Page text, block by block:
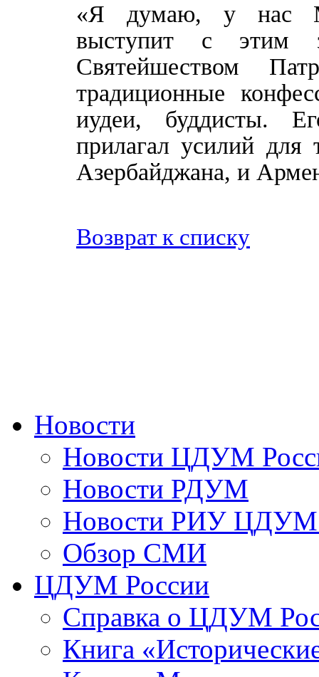
«Я думаю, у нас
выступит с этим
Святейшеством
традиционные
иудеи, буддисты.
прилагал усилий для
Азербайджана, и
Возврат к списку
Новости
Новости ЦДУМ
Новости РДУМ
Новости РИУ ЦДУМ
Обзор СМИ
ЦДУМ России
Справка о ЦДУМ
Книга